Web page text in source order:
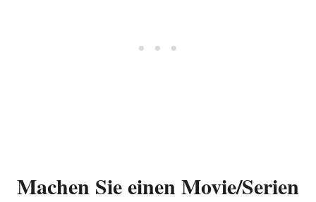
Machen Sie einen Movie/Serien